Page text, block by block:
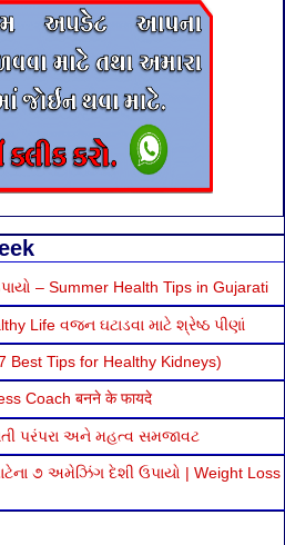
– Summer Health Tips in Gujarati
Life વજન ઘટાડવા માટે શ્રેષ્ઠ પીણાં
Best Tips for Healthy Kidneys)
Coach बनने के फायदे
પરંપરા અને મહત્વ સમજાવટ
૭ અમેઝિંગ દેશી ઉપાયો | Weight Loss